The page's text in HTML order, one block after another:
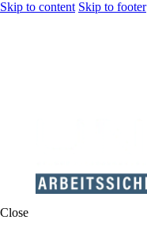
Skip to content Skip to footer
Close